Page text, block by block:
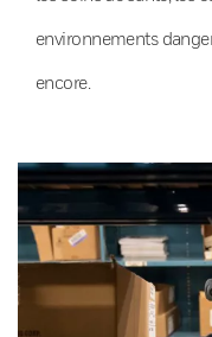
environnements
encore.